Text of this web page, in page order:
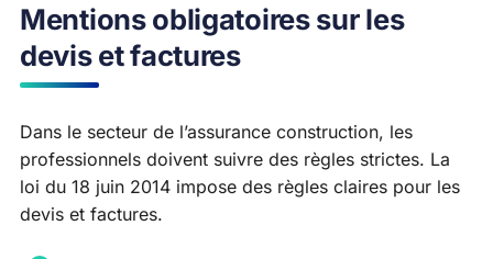
Mentions obligatoires sur les
devis et factures
Dans le secteur de l’assurance construction, les
professionnels doivent suivre des règles strictes. La
loi du 18 juin 2014 impose des règles claires pour les
devis et factures.